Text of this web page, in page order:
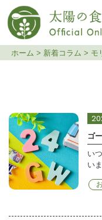
メインナビゲ
モリンガ
ホーム > 新着コラム > モ
ゴ
い
い